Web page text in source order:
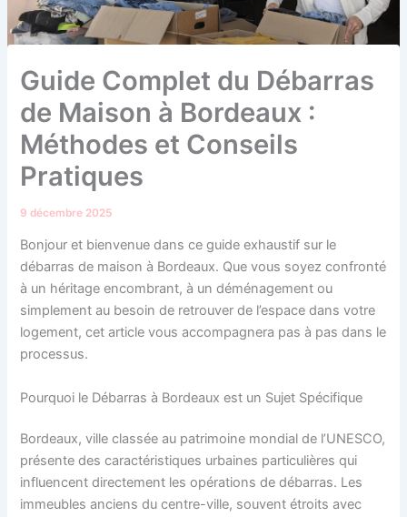
Guide Complet du Débarras
de Maison à Bordeaux :
Méthodes et Conseils
Pratiques
9 décembre 2025
Bonjour et bienvenue dans ce guide exhaustif sur le
débarras de maison à Bordeaux. Que vous soyez confronté
à un héritage encombrant, à un déménagement ou
simplement au besoin de retrouver de l’espace dans votre
logement, cet article vous accompagnera pas à pas dans le
processus.
Pourquoi le Débarras à Bordeaux est un Sujet Spécifique
Bordeaux, ville classée au patrimoine mondial de l’UNESCO,
présente des caractéristiques urbaines particulières qui
influencent directement les opérations de débarras. Les
immeubles anciens du centre-ville, souvent étroits avec